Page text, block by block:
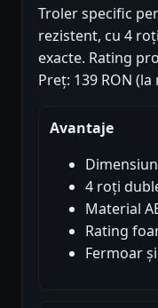
Troler specific
rezistent, cu 4
exacte. Rating
Preț: 139 RON
Avantaje
4 roți
Material
Rating
Fermoar